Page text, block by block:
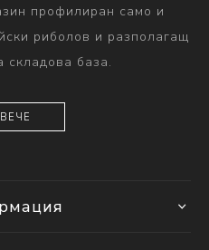
профилиран само и
риболов и разполагащ
складова база.